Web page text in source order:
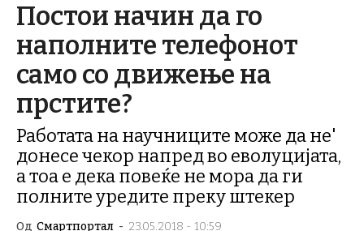
Постои начин да го
наполните телефонот
само со движење на
прстите?
Работата на научниците може да не'
донесе чекор напред во еволуцијата,
а тоа е дека повеќе не мора да ги
полните уредите преку штекер
Од Смартпортал - 23.05.2018 - 10:59